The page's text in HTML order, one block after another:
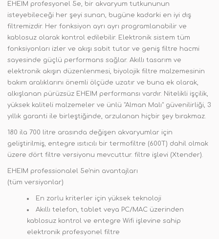
EHEIM profesyonel 5e, bir akvaryum tutkununun
isteyebileceği her şeyi sunan, bugüne kadarki en iyi dış
filtremizdir. Her fonksiyon ayrı ayrı programlanabilir ve
kablosuz olarak kontrol edilebilir. Elektronik sistem tüm
fonksiyonları izler ve akışı sabit tutar ve geniş filtre hacmi
sayesinde güçlü performans sağlar. Akıllı tasarım ve
elektronik akışın düzenlenmesi, biyolojik filtre malzemesinin
bakım aralıklarını önemli ölçüde uzatır ve buna ek olarak,
alkışlanan pürüzsüz EHEIM performansı vardır. Nitelikli işçilik,
yüksek kaliteli malzemeler ve ünlü "Alman Malı" güvenilirliği, 3
yıllık garanti ile birleştiğinde, arzulanan hiçbir şey bırakmaz.
180 ila 700 litre arasında değişen akvaryumlar için
geliştirilmiş, entegre ısıtıcılı bir termofiltre (600T) dahil olmak
üzere dört filtre versiyonu mevcuttur. filtre işlevi (Xtender).
EHEIM professionalel 5e'nin avantajları
(tüm versiyonlar)
En zorlu kriterler için yüksek teknoloji
Akıllı telefon, tablet veya PC/MAC üzerinden
kablosuz kontrol ve entegre Wifi işlevine sahip
elektronik profesyonel filtre